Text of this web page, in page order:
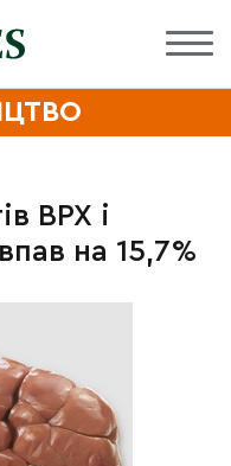
ВРХ і
на 15,7%